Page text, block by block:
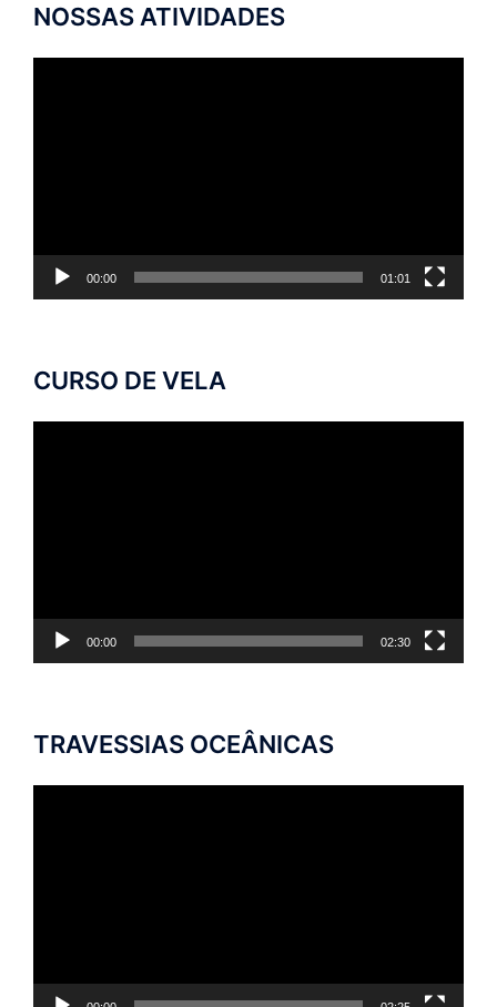
NOSSAS ATIVIDADES
00:00 01:01
CURSO DE VELA
00:00 02:30
TRAVESSIAS OCEÂNICAS